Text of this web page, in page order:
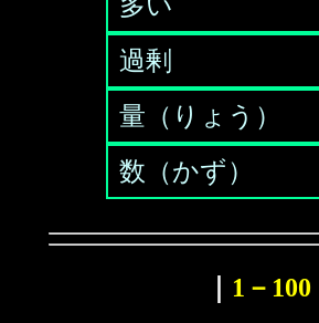
過剰
量（りょう）
数（かず）
1－100